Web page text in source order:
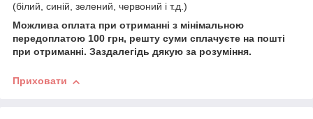
(білий, синій, зелений, червоний і т.д.)
Можлива оплата при отриманні з мінімальною
передоплатою 100 грн, решту суми сплачуєте на пошті
при отриманні. Заздалегідь дякую за розуміння.
Приховати